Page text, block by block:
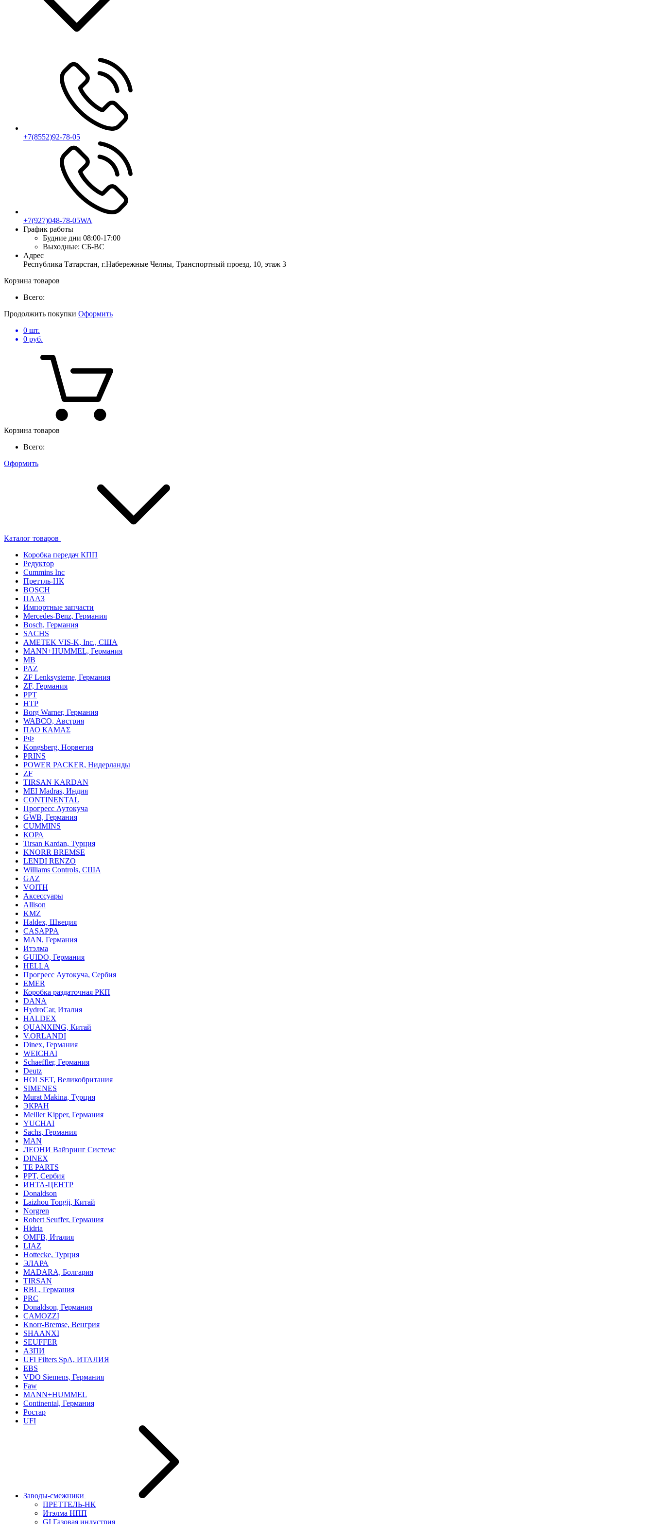
+7(8552)92-78-05
+7(927)048-78-05WA
График работы
Будние дни 08:00-17:00
Выходные: СБ-ВС
Адрес
Республика Татарстан, г.Набережные Челны, Транспортный проезд, 10, этаж 3
Корзина товаров
Всего:
Продолжить покупки Оформить
0 шт.
0 руб.
Корзина товаров
Всего:
Оформить
Каталог товаров
Коробка передач КПП
Редуктор
Cummins Inc
Преттль-НК
BOSCH
ПААЗ
Импортные запчасти
Mercedes-Benz, Германия
Bosch, Германия
SACHS
AMETEK VIS-K, Inc., США
MANN+HUMMEL, Германия
MB
PAZ
ZF Lenksysteme, Германия
ZF, Германия
PPT
HTP
Borg Warner, Германия
WABCO, Австрия
ПАО КАМАΣ
РФ
Kongsberg, Норвегия
PRINS
POWER PACKER, Нидерланды
ZF
TIRSAN KARDAN
MEI Madras, Индия
CONTINENTAL
Прогресс Аутокуча
GWB, Германия
CUMMINS
КОРА
Tirsan Kardan, Турция
KNORR BREMSE
LENDI RENZO
Williams Controls, США
GAZ
VOITH
Аксессуары
Allison
KMZ
Haldex, Швеция
CASAPPA
MAN, Германия
Итэлма
GUIDO, Германия
HELLA
Прогресс Аутокуча, Сербия
EMER
Коробка раздаточная РКП
DANA
HydroCar, Италия
HALDEX
QUANXING, Китай
V.ORLANDI
Dinex, Германия
WEICHAI
Schaeffler, Германия
Deutz
HOLSET, Великобритания
SIMENES
Murat Makina, Турция
ЭКРАН
Meiller Kipper, Германия
YUCHAI
Sachs, Германия
MAN
ЛЕОНИ Вайэринг Системс
DINEX
TE PARTS
PPT, Сербия
ИНТА-ЦЕНТР
Donaldson
Laizhou Tongji, Китай
Norgren
Robert Seuffer, Германия
Hidria
OMFB, Италия
LIAZ
Hottecke, Турция
ЭЛАРА
MADARA, Болгария
TIRSAN
RBL, Германия
PRC
Donaldson, Германия
CAMOZZI
Knorr-Bremse, Венгрия
SHAANXI
SEUFFER
АЗПИ
UFI Filters SpA, ИТАЛИЯ
EBS
VDO Siemens, Германия
Faw
MANN+HUMMEL
Continental, Германия
Ростар
UFI
Заводы-смежники
ПРЕТТЕЛЬ-НК
Итэлма НПП
GI Газовая индустрия